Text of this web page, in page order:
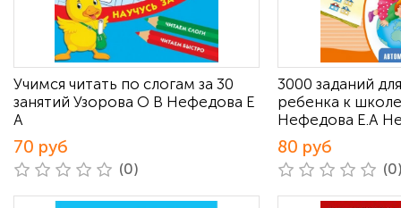
Учимся читать по слогам за 30
занятий Узорова О В Нефедова Е
А
70 руб
(0)
3000 заданий
ребенка к
Нефедова Е.А
80 руб